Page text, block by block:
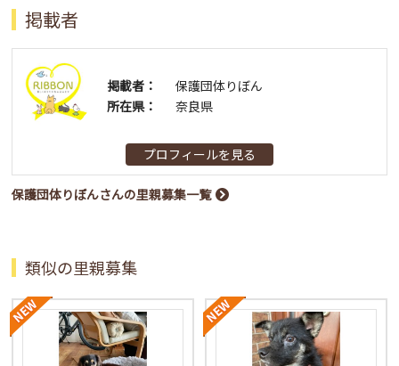
掲載者
掲載者：
保護団体りぼん
所在県：
奈良県
プロフィールを見る
保護団体りぼんさんの里親募集一覧
類似の里親募集